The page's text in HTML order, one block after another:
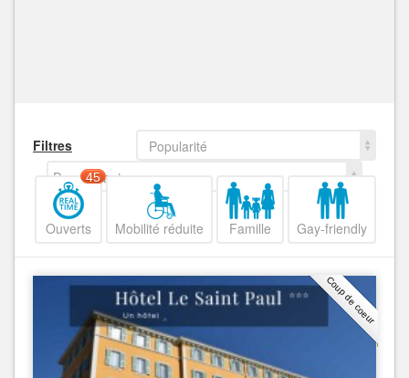
Filtres
Popularité
Decroissant
Ouverts
45
Mobilité réduite Famille Gay-friendly
Coup de coeur